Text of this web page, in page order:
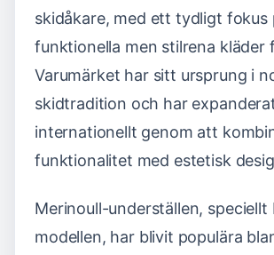
skidåkare, med ett tydligt fokus
funktionella men stilrena kläder
Varumärket har sitt ursprung i
skidtradition och har
internationellt genom att
funktionalitet med estetisk
Merinoull-underställen, speciellt
modellen, har blivit populära